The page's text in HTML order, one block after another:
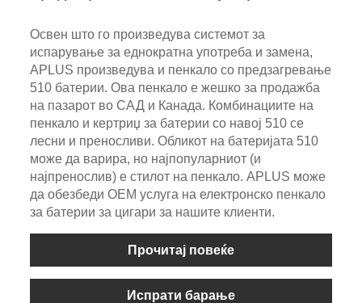
Освен што го произведува системот за
испарување за еднократна употреба и замена,
APLUS произведува и пенкало со предзагревање
510 батерии. Ова пенкало е жешко за продажба
на пазарот во САД и Канада. Комбинациите на
пенкало и кертриџ за батерии со навој 510 се
лесни и преносливи. Обликот на батеријата 510
може да варира, но најпопуларниот (и
најпренослив) е стилот на пенкало. APLUS може
да обезбеди OEM услуга на електронско пенкало
за батерии за цигари за нашите клиенти.
Прочитај повеќе
Испрати барање